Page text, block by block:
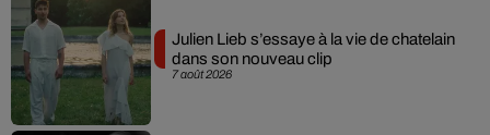
7 août 2026
Julien Lieb s’essaye à la vie de chatelain
dans son nouveau clip